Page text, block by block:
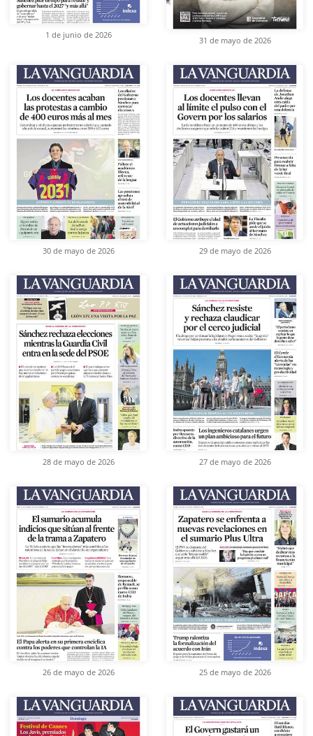
1 de junio de 2026
31 de mayo de 2026
30 de mayo de 2026 29 de mayo de 2026
28 de mayo de 2026 27 de mayo de 2026
26 de mayo de 2026 25 de mayo de 2026